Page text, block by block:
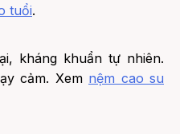
tuổi.
kháng khuẩn tự nhiên.
cảm. Xem nệm cao su